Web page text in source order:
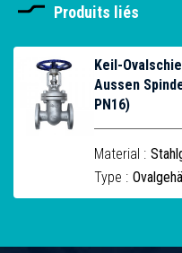
Produits liés
Keil-
Aussen
PN16)
Material :
Type :